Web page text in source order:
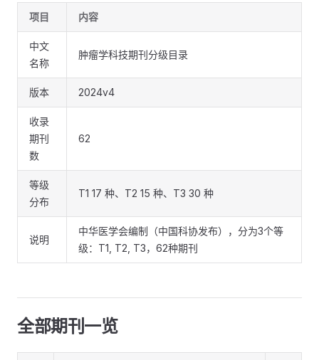
项目 内容
中文
名称
肿瘤学科技期刊分级目录
版本 2024v4
收录
期刊
数
62
等级
分布
T1 17 种、T2 15 种、T3 30 种
说明
中华医学会编制（中国科协发布），分为3个等
级：T1, T2, T3，62种期刊
全部期刊一览